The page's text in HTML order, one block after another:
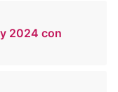
2024 con